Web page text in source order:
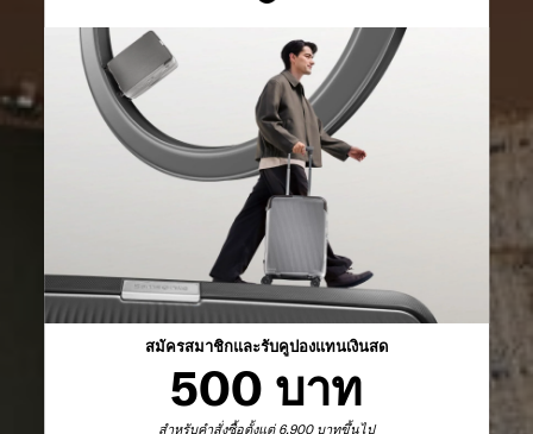
สมัครสมาชิกและรับคูปองแทนเงินสด
500 บาท
สำหรับคำสั่งซื้อตั้งแต่ 6,900 บาทขึ้นไป